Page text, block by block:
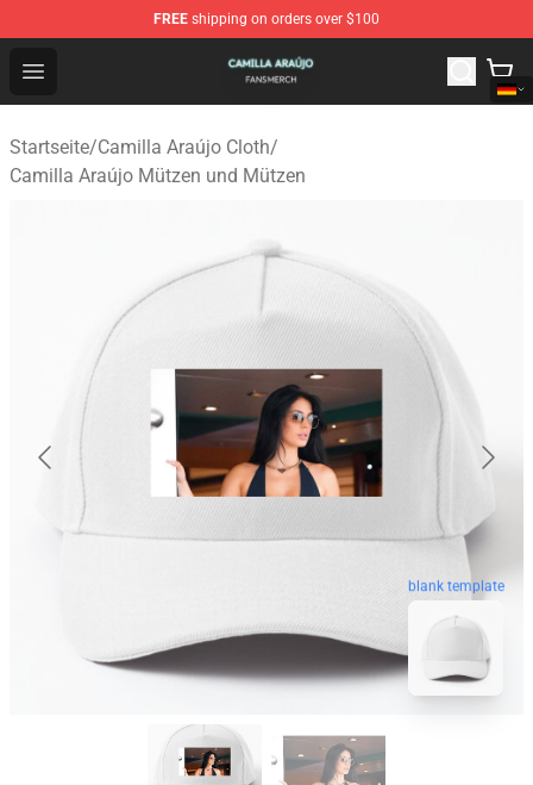
FREE shipping on orders over $100
Open menu
Camilla Araújo Shop - Official Camilla Araújo
Startseite/Camilla Araújo Cloth/
Camilla Araújo Mützen und Mützen
blank template